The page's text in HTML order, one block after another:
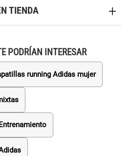
TIENDA
PODRÍAN INTERESAR
running Adidas mujer